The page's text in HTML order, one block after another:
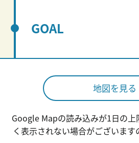
GOAL
地図を見る
Google Mapの読み込みが1日の
く表示されない場合がございま